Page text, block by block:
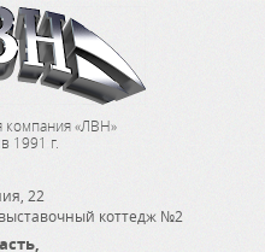
компания «ЛВН»
1991 г.
22
коттедж №2
,